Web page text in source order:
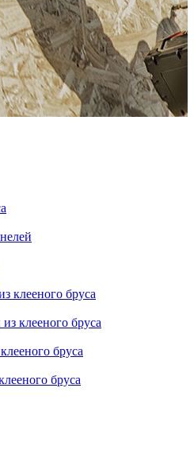
клееного бруса
клееного бруса
бруса
бруса